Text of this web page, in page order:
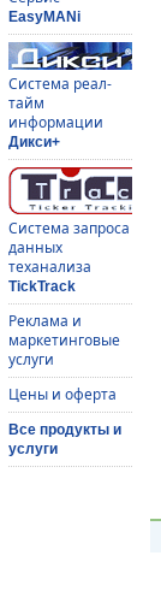
EasyMANi
Система реал-
тайм
информации
Дикси+
Система запроса
данных
теханализа
TickTrack
Реклама и
маркетинговые
услуги
Цены и оферта
Все продукты и
услуги